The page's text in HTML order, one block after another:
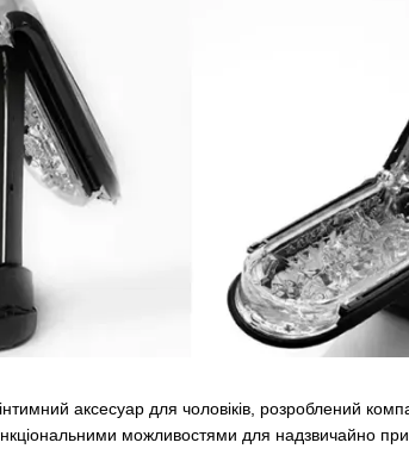
аксесуар для чоловіків, розроблений
можливостями для надзвичайно